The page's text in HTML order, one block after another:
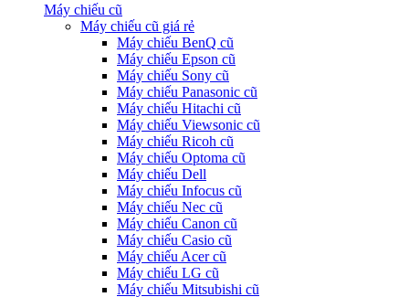
Máy chiếu cũ
Máy chiếu cũ giá rẻ
Máy chiếu BenQ cũ
Máy chiếu Epson cũ
Máy chiếu Sony cũ
Máy chiếu Panasonic cũ
Máy chiếu Hitachi cũ
Máy chiếu Viewsonic cũ
Máy chiếu Ricoh cũ
Máy chiếu Optoma cũ
Máy chiếu Dell
Máy chiếu Infocus cũ
Máy chiếu Nec cũ
Máy chiếu Canon cũ
Máy chiếu Casio cũ
Máy chiếu Acer cũ
Máy chiếu LG cũ
Máy chiếu Mitsubishi cũ